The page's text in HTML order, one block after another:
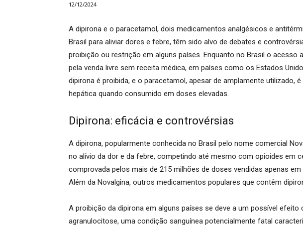
12/12/2024
A dipirona e o paracetamol, dois medicamentos analgésicos e
Brasil para aliviar dores e febre, têm sido alvo de debates e
proibição ou restrição em alguns países. Enquanto no Brasil o acesso
pela venda livre sem receita médica, em países como os Estados
dipirona é proibida, e o paracetamol, apesar de amplamente utilizado,
hepática quando consumido em doses elevadas.
Dipirona: eficácia e controvérsias
A dipirona, popularmente conhecida no Brasil pelo nome comercial
no alívio da dor e da febre, competindo até mesmo com opioides em
comprovada pelos mais de 215 milhões de doses vendidas apenas
Além da Novalgina, outros medicamentos populares que contêm
A proibição da dipirona em alguns países se deve a um possível efeito
agranulocitose, uma condição sanguínea potencialmente fatal